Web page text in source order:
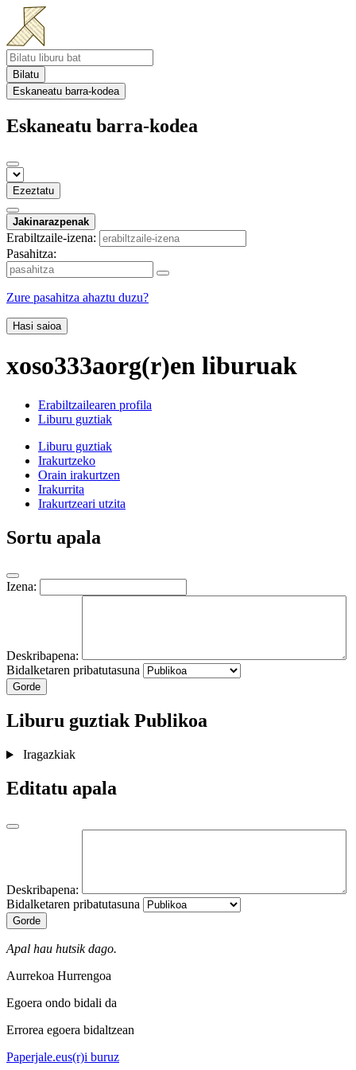
Bilatu
Eskaneatu barra-kodea
Eskaneatu barra-kodea
Ezeztatu
Jakinarazpenak
Erabiltzaile-izena:
Pasahitza:
Zure pasahitza ahaztu duzu?
Hasi saioa
xoso333aorg(r)en liburuak
Erabiltzailearen profila
Liburu guztiak
Liburu guztiak
Irakurtzeko
Orain irakurtzen
Irakurrita
Irakurtzeari utzita
Sortu apala
Izena:
Deskribapena:
Bidalketaren pribatutasuna
Gorde
Liburu guztiakPublikoa
Iragazkiak
Editatu apala
Deskribapena:
Bidalketaren pribatutasuna
Gorde
Apal hau hutsik dago.
Aurrekoa Hurrengoa
Egoera ondo bidali da
Errorea egoera bidaltzean
Paperjale.eus(r)i buruz